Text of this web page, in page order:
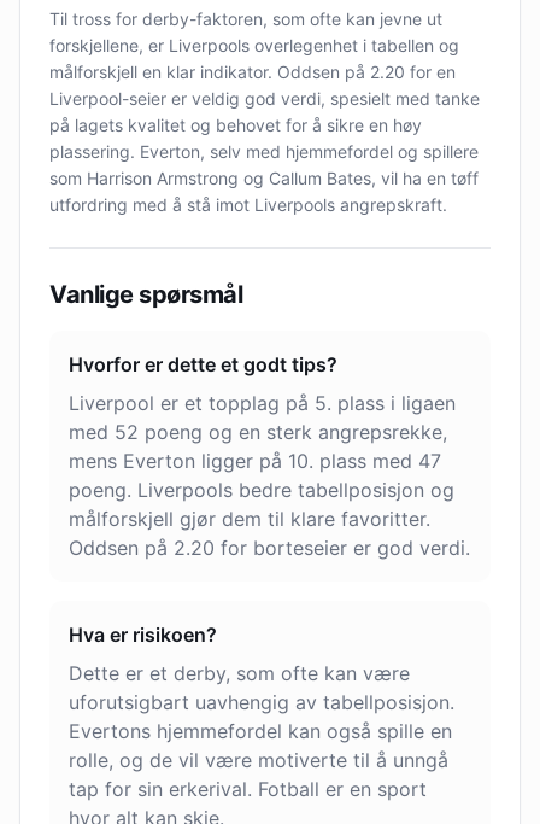
Til tross for derby-faktoren, som ofte kan jevne ut
forskjellene, er Liverpools overlegenhet i tabellen og
målforskjell en klar indikator. Oddsen på 2.20 for en
Liverpool-seier er veldig god verdi, spesielt med tanke
på lagets kvalitet og behovet for å sikre en høy
plassering. Everton, selv med hjemmefordel og spillere
som Harrison Armstrong og Callum Bates, vil ha en tøff
utfordring med å stå imot Liverpools angrepskraft.
Vanlige spørsmål
Hvorfor er dette et godt tips?
Liverpool er et topplag på 5. plass i ligaen
med 52 poeng og en sterk angrepsrekke,
mens Everton ligger på 10. plass med 47
poeng. Liverpools bedre tabellposisjon og
målforskjell gjør dem til klare favoritter.
Oddsen på 2.20 for borteseier er god verdi.
Hva er risikoen?
Dette er et derby, som ofte kan være
uforutsigbart uavhengig av tabellposisjon.
Evertons hjemmefordel kan også spille en
rolle, og de vil være motiverte til å unngå
tap for sin erkerival. Fotball er en sport
hvor alt kan skje.